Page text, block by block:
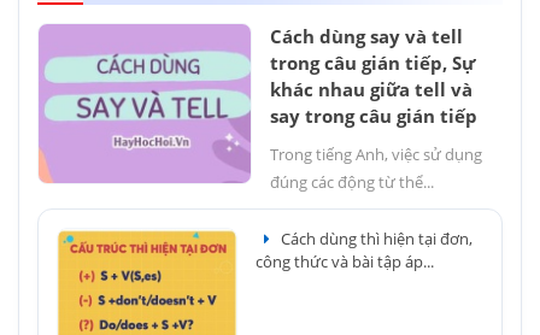
Cách dùng say và tell
trong câu gián tiếp, Sự
khác nhau giữa tell và
say trong câu gián tiếp
Trong tiếng Anh, việc sử dụng
đúng các động từ thể...
Cách dùng thì hiện tại đơn,
công thức và bài tập áp...